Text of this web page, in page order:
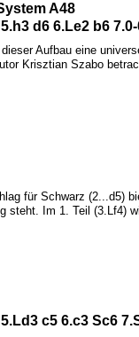
A48
d6 6.Le2 b6
Aufbau eine
Krisztian Szabo
für Schwarz (2...d5)
steht. Im 1. Teil (3.Lf4)
Ld3 c5 6.c3 Sc6 7.